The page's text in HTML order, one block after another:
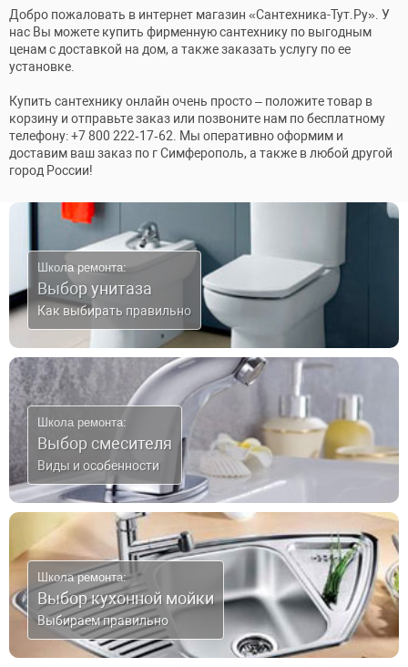
Добро пожаловать в интернет магазин «Сантехника-Тут.Ру». У
нас Вы можете купить фирменную сантехнику по выгодным
ценам с доставкой на дом, а также заказать услугу по ее
установке.
Купить сантехнику онлайн очень просто – положите товар в
корзину и отправьте заказ или позвоните нам по бесплатному
телефону: +7 800 222‑17‑62. Мы оперативно оформим и
доставим ваш заказ по г Симферополь, а также в любой другой
город России!
Школа ремонта:
Выбор унитаза
Как выбирать правильно
Школа ремонта:
Выбор смесителя
Виды и особенности
Школа ремонта:
Выбор кухонной мойки
Выбираем правильно